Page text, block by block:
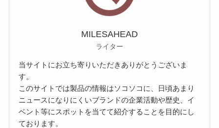
MILESAHEAD
ライター
当サイトにお立ち寄りいただきありがとうございま
す。
このサイトでは製品の情報はソコソコに、日頃あまり
ニュースになりにくいブランドの企業活動や歴史、イ
ベント等にスポットを当てて紹介することを目的にし
ております。